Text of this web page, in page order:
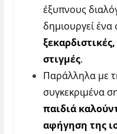
έξυπνους
δημιουργεί
στιγμές.
Παράλληλα με
συγκεκριμένα
παιδιά
αφήγηση της